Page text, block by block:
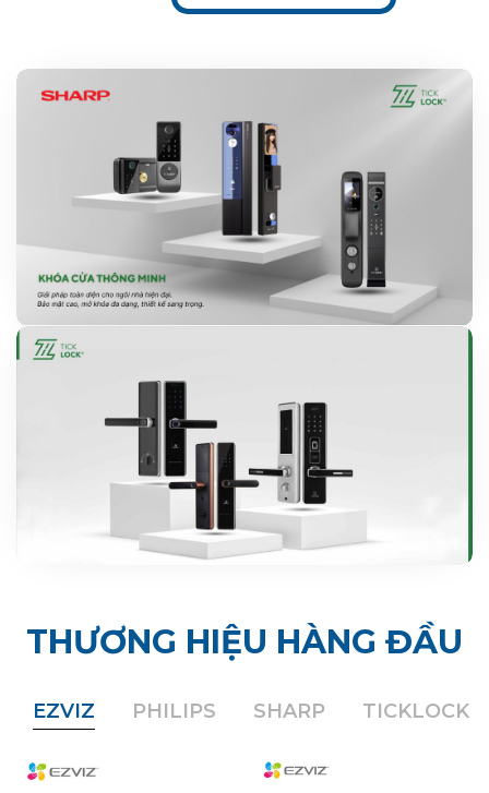
THƯƠNG HIỆU HÀNG ĐẦU
EZVIZ PHILIPS SHARP TICKLOCK